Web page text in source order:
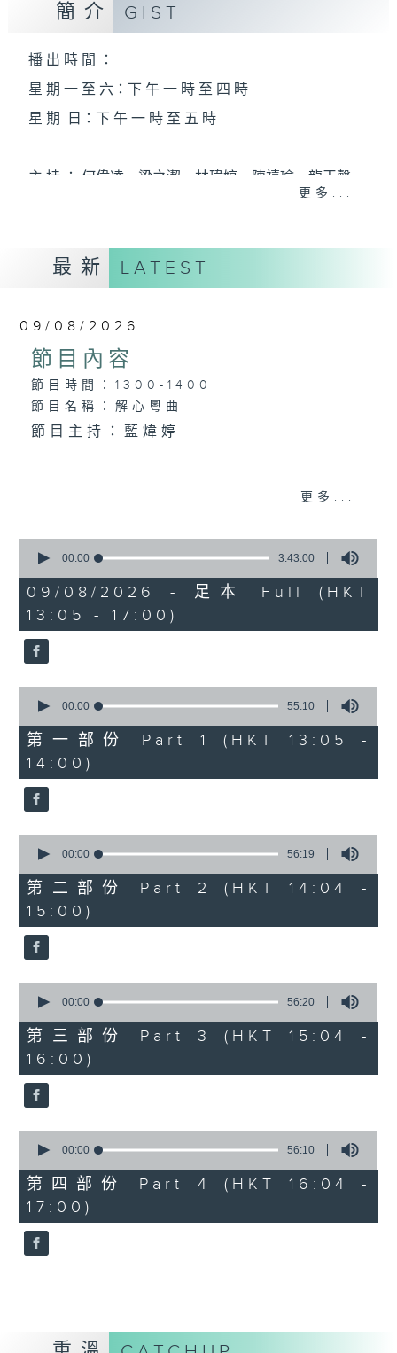
簡介 GIST
播 出 時 間 ：
星 期 一 至 六：下 午 一 時 至 四 時
星 期 日：下 午 一 時 至 五 時
主 持 ： 何偉凌、梁之潔、林瑋婷、陳禧瑜、龍玉聲、
《戲曲天地》以播放粵曲、粵劇為主，逢星期一、
星期二及星期六的「金裝粵劇」則播放長篇粵劇，精
挑細選各種版本播出，如紅伶的演出版、港台的珍藏
及原裝正版等；同時亦製作多元化特輯，訪問梨園、
曲藝及音樂界專業人士，邀請他們參與製作特備節目
及報導本港、國內及海外戲曲界的活動等等，式式俱
觸及學習的機會，使各戲迷能親自體會紅伶做功的難
更多...
最新 LATEST
09/08/2026
節目內容
節目時間：1300-1400
節目名稱：解心粵曲
節目主持：藍煒婷
2. 「唔嫁」
由 黃千歲、芳艷芬 主唱
3. 「 賣油郎」
節目時間：1400-1700
節目名稱：粵曲會知音
節目主持：藍煒婷
1.「南唐春夢」
由 鄧碧雲、李寶瑩 主唱
2. 「桃花緣」
由 梁兆明、蔣文端 主唱
3.「十奏嚴嵩之寫表 」
由 麥炳榮、鳳凰女 主唱
4.「一代天嬌 」
5.「西施之五湖泛舟」
由 林錦堂、南鳳 主唱
由 龍貫天、何杜瑞卿 主唱
更多...
seconds
3
hours,
43
minutes,
0
seconds
00:00 3:43:00
09/08/2026 - 足本 Full (HKT
13:05 - 17:00)
seconds
55
minutes,
10
seconds
00:00 55:10
第一部份 Part 1 (HKT 13:05 -
14:00)
seconds
56
minutes,
19
seconds
00:00 56:19
第二部份 Part 2 (HKT 14:04 -
15:00)
seconds
56
minutes,
20
seconds
00:00 56:20
第三部份 Part 3 (HKT 15:04 -
16:00)
seconds
56
minutes,
10
seconds
00:00 56:10
第四部份 Part 4 (HKT 16:04 -
17:00)